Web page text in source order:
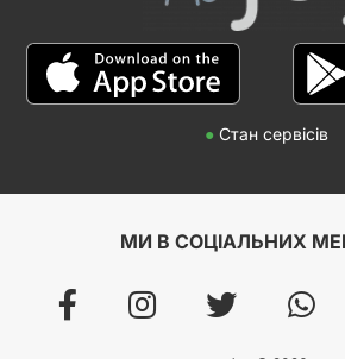
● Стан сервісів
МИ В СОЦІАЛЬНИХ